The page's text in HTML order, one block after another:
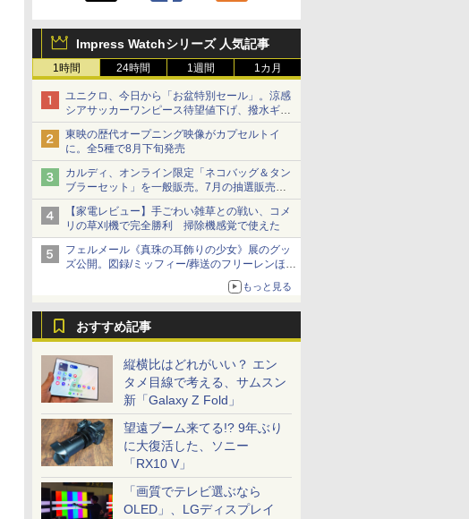
Impress Watchシリーズ 人気記事
1時間 24時間 1週間 1カ月
ユニクロ、今日から「お盆特別セール」。涼感
シアサッカーワンピース待望値下げ、撥水ギア
ショーツは1990円に
東映の歴代オープニング映像がカプセルトイ
に。全5種で8月下旬発売
カルディ、オンライン限定「ネコバッグ＆タン
ブラーセット」を一般販売。7月の抽選販売の
当選無効分
【家電レビュー】手ごわい雑草との戦い、コメ
リの草刈機で完全勝利 掃除機感覚で使えた
フェルメール《真珠の耳飾りの少女》展のグッ
ズ公開。図録/ミッフィー/葬送のフリーレンほ
もっと見る
おすすめ記事
縦横比はどれがいい？ エン
タメ目線で考える、サムスン
新「Galaxy Z Fold」
望遠ブーム来てる!? 9年ぶり
に大復活した、ソニー
「RX10 V」
「画質でテレビ選ぶなら
OLED」、LGディスプレイ